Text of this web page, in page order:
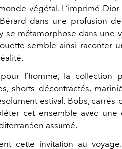
végétal. L’imprimé
dans une profusion
se métamorphose dans une
semble ainsi raconter
l’homme, la collection
shorts décontractés,
estival. Bobs, carrés
cet ensemble avec une
assumé.
cette invitation au